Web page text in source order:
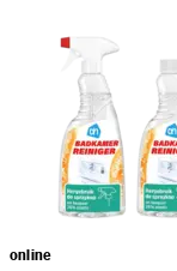
online